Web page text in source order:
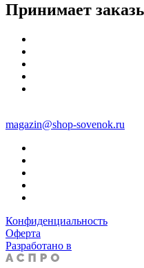
Принимает
magazin@shop-sovenok.ru
Конфиденциальность
Оферта
Разработано в